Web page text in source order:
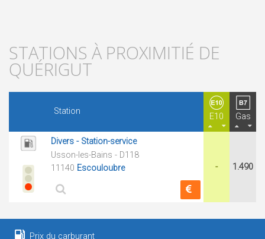
STATIONS À PROXIMITIÉ DE
QUÉRIGUT
Station
E10 Gas
Divers - Station-service
Usson-les-Bains - D118
11140 Escouloubre - 1.490
Prix du carburant